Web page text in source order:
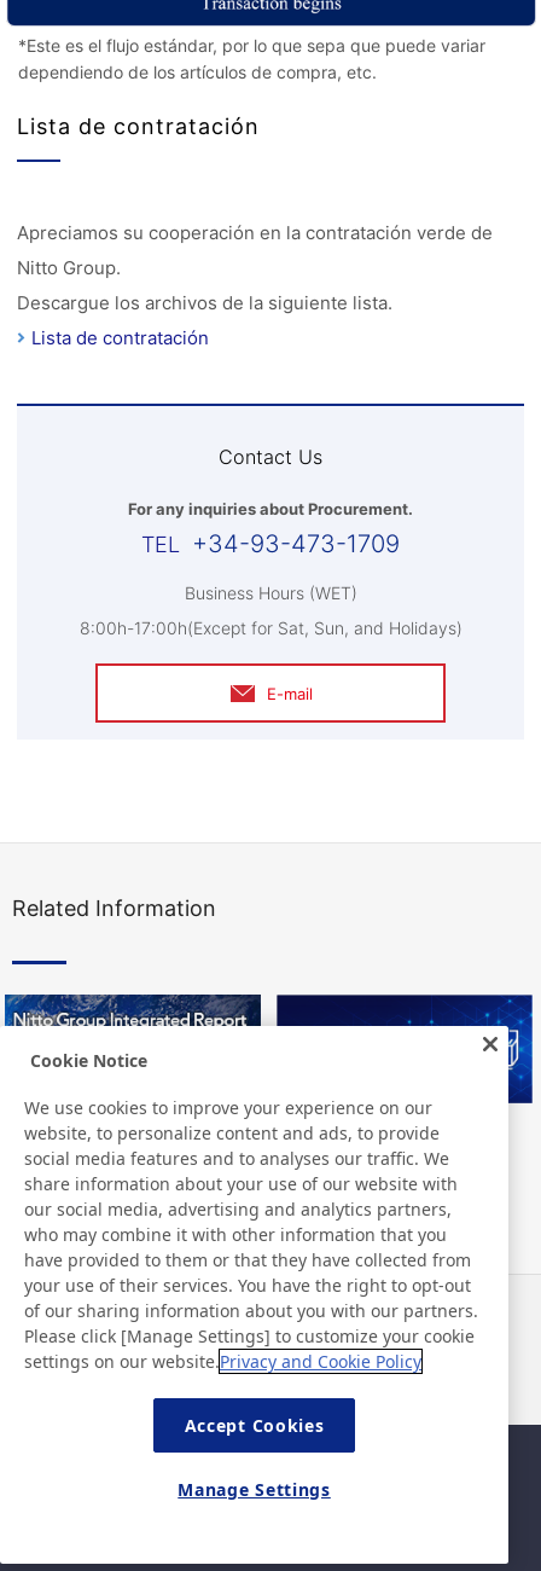
*Este es el flujo estándar, por lo que sepa que puede variar
dependiendo de los artículos de compra, etc.
Lista de contratación
Apreciamos su cooperación en la contratación verde de
Nitto Group.
Descargue los archivos de la siguiente lista.
Lista de contratación
Contact Us
For any inquiries about Procurement.
+34-93-473-1709
Business Hours (WET)
8:00h-17:00h(Except for Sat, Sun, and Holidays)
E-mail
Related Information
Nitto Group Integrated Report Nitto Library
Noticias
Contacto
Preguntas frecuentes
Política de privacidad
Política de seguridad de la
Cookie Notice
We use cookies to improve your experience on our
website, to personalize content and ads, to provide
social media features and to analyses our traffic. We
share information about your use of our website with
our social media, advertising and analytics partners,
who may combine it with other information that you
have provided to them or that they have collected from
your use of their services. You have the right to opt-out
of our sharing information about you with our partners.
Please click [Manage Settings] to customize your cookie
settings on our website.Privacy and Cookie Policy
Accept Cookies
Manage Settings